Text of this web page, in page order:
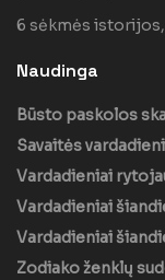
6 sėkmės
Naudinga
Būsto paskolos
Savaitės
Vardadieniai
Vardadieniai
Vardadieniai
Zodiako ženklų